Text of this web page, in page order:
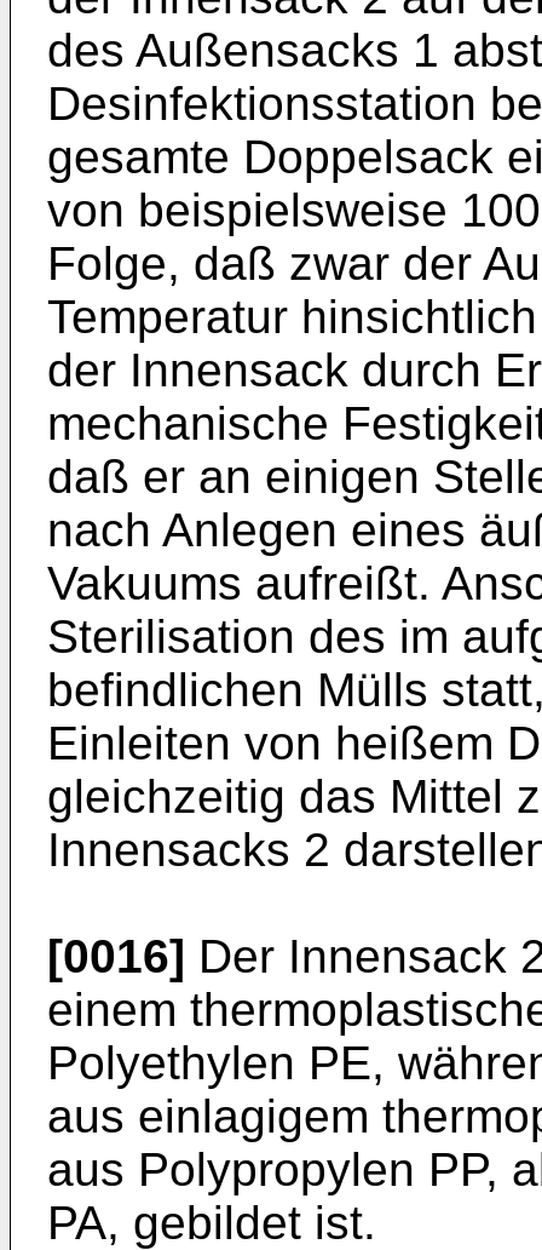
des Außensacks 1
Desinfektionsstation
gesamte Doppelsack
von beispielsweise
Folge, daß zwar der
Temperatur
der Innensack durch
mechanische
daß er an einigen
nach Anlegen eines
Vakuums aufreißt.
Sterilisation des im
befindlichen Mülls
Einleiten von heißem
gleichzeitig das Mittel
Innensacks 2
[0016] Der Innensack
einem
Polyethylen PE,
aus einlagigem
aus Polypropylen PP,
PA, gebildet ist.